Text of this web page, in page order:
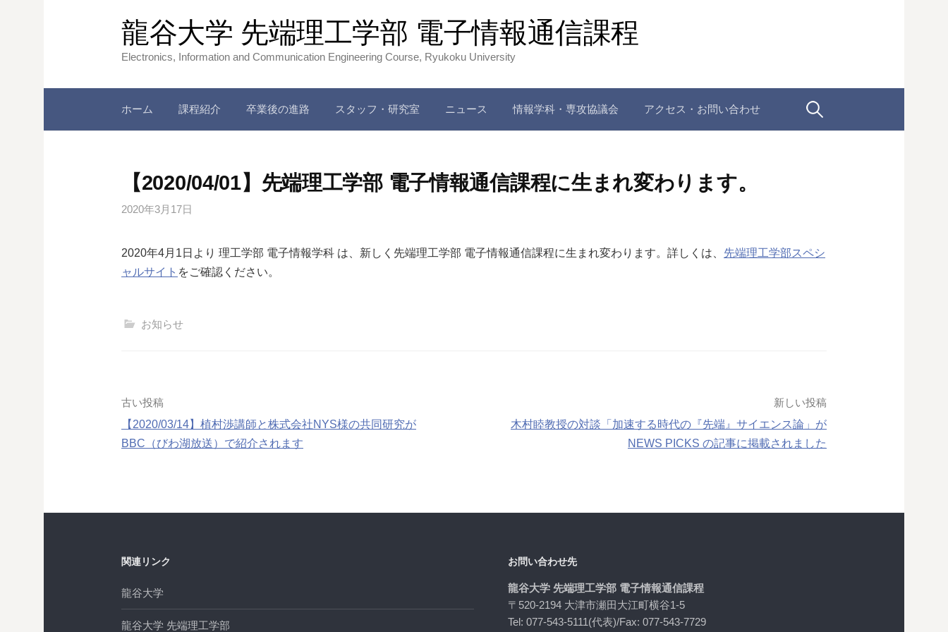
龍谷大学 先端理工学部 電子情報通信課程
Electronics, Information and Communication Engineering Course, Ryukoku University
ホーム 課程紹介 卒業後の進路 スタッフ・研究室 ニュース 情報学科・専攻協議会 アクセス・お問い合わせ 検
【2020/04/01】先端理工学部 電子情報通信課程に生まれ変わります。
2020年3月17日
2020年4月1日より 理工学部 電子情報学科 は、新しく先端理工学部 電子情報通信課程に生まれ変わります。詳しくは、 先端理工学部スペシ
ャルサイト をご確認ください。
お知らせ
投
稿
ゲ
ョ
古い投稿
【2020/03/14】植村渉講師と株式会社NYS様の共同研究が
BBC（びわ湖放送）で紹介されます
新しい投稿
木村睦教授の対談「加速する時代の『先端』サイエンス論」が
NEWS PICKS の記事に掲載されました
関連リンク
龍谷大学
龍谷大学 先端理工学部
お問い合わせ先
龍谷大学 先端理工学部 電子情報通信課程
〒520-2194 大津市瀬田大江町横谷1-5
Tel: 077-543-5111(代表)/Fax: 077-543-7729